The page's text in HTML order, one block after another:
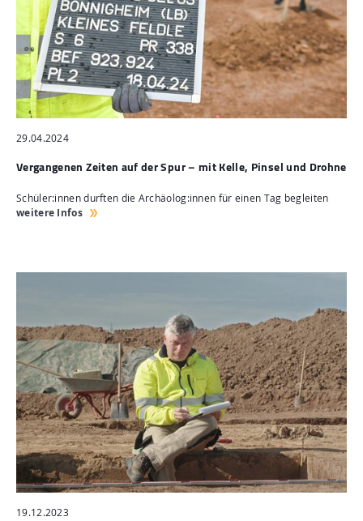
29.04.2024
Vergangenen Zeiten auf der Spur – mit Kelle, Pinsel und Drohne
Schüler:innen durften die Archäolog:innen für einen Tag begleiten
weitere Infos
19.12.2023